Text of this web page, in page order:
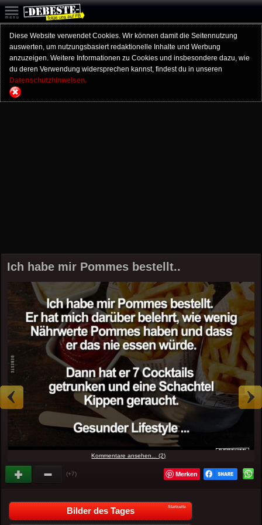
Diese Website verwendet Cookies. Wir können damit die Seitennutzung
auswerten, um nutzungsbasiert redaktionelle Inhalte und Werbung
anzuzeigen. Weitere Informationen zu Cookies und insbesondere dazu, wie
du deren Verwendung widersprechen kannst, findest du in unseren
Datenschutzhinweisen.
Ich habe mir Pommes bestellt..
Kommentare ansehen... (2)
(+7) Merken
Bilder des Tages Startseite